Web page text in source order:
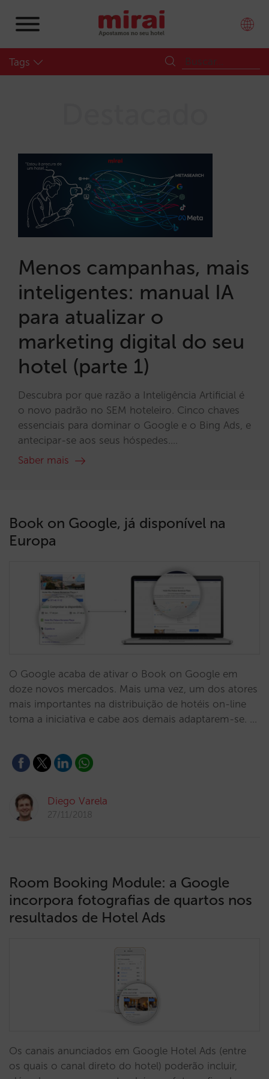
Tags
Menos campanhas, mais
inteligentes: manual IA
para atualizar o
marketing digital do seu
hotel (parte 1)
Descubra por que razão a Inteligência Artificial é
o novo padrão no SEM hoteleiro. Cinco chaves
essenciais para dominar o Google e o Bing Ads, e
antecipar-se aos seus hóspedes....
Saber mais
Book on Google, já disponível na
Europa
O Google acaba de ativar o Book on Google em
doze novos mercados. Mais uma vez, um dos atores
mais importantes na distribuição de hotéis on-line
toma a iniciativa e cabe aos demais adaptarem-se. …
Diego Varela
27/11/2018
Room Booking Module: a Google
incorpora fotografias de quartos nos
resultados de Hotel Ads
Os canais anunciados em Google Hotel Ads (entre
os quais o canal direto do hotel) poderão incluir,